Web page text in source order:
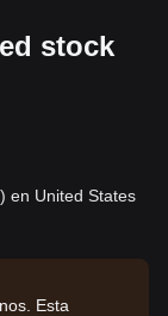
stock
en United States
Esta